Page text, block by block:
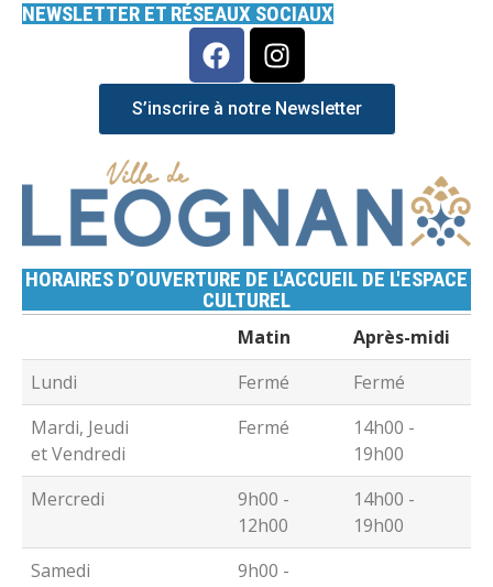
NEWSLETTER ET RÉSEAUX SOCIAUX
S’inscrire à notre Newsletter
HORAIRES D’OUVERTURE DE L'ACCUEIL DE L'ESPACE
CULTUREL
Matin
Après-midi
Lundi
Fermé
Fermé
Mardi, Jeudi
et Vendredi
Fermé
14h00 -
19h00
Mercredi
9h00 -
12h00
14h00 -
19h00
Samedi
9h00 -